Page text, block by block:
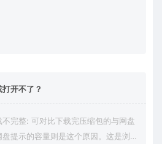
开不了？
完整: 可对比下载完压缩包的与网盘
盘提示的容量则是这个原因。这是浏